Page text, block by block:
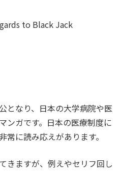
to Black Jack
となり、日本の大学病院や医
ンガです。日本の医療制度に
に読み応えがあります。
きますが、例えやセリフ回し